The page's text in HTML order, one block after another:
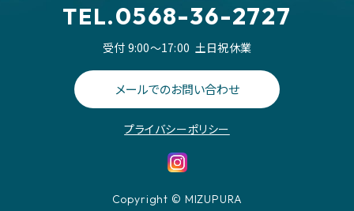
TEL.0568-36-2727
受付 9:00～17:00 土日祝休業
メールでのお問い合わせ
プライバシーポリシー
Copyright © MIZUPURA